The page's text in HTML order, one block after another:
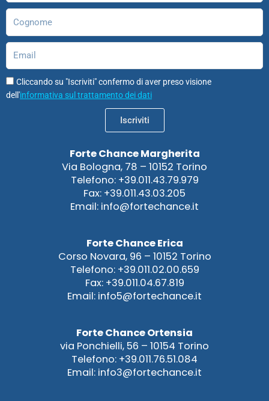
Cliccando su "Iscriviti" confermo di aver preso visione
dell'informativa sul trattamento dei dati
Iscriviti
Forte Chance Margherita
Via Bologna, 78 – 10152 Torino
Telefono: +39.011.43.79.979
Fax: +39.011.43.03.205
Email: info@fortechance.it
Forte Chance Erica
Corso Novara, 96 – 10152 Torino
Telefono: +39.011.02.00.659
Fax: +39.011.04.67.819
Email: info5@fortechance.it
Forte Chance Ortensia
via Ponchielli, 56 – 10154 Torino
Telefono: +39.011.76.51.084
Email: info3@fortechance.it